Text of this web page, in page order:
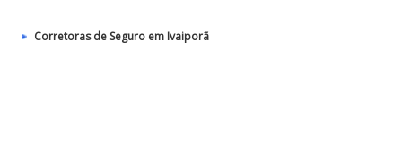
Corretoras de Seguro em Ivaiporã